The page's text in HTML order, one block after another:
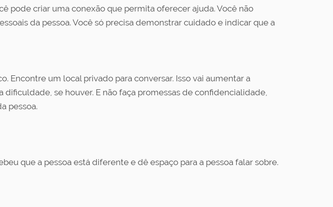
pode criar uma conexão que permita oferecer ajuda. Você não
da pessoa. Você só precisa demonstrar cuidado e indicar que a
Encontre um local privado para conversar. Isso vai aumentar a
se houver. E não faça promessas de confidencialidade,
pessoa.
que a pessoa está diferente e dê espaço para a pessoa falar sobre.